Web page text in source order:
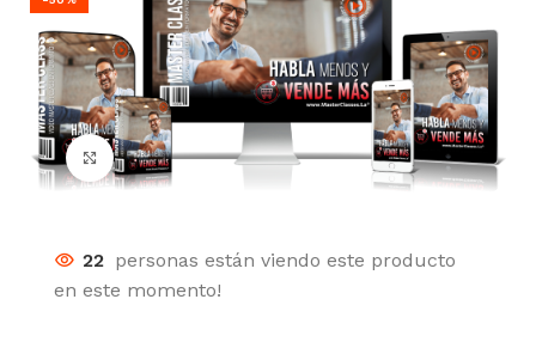
Click para agrandar
22 personas están viendo este producto
en este momento!